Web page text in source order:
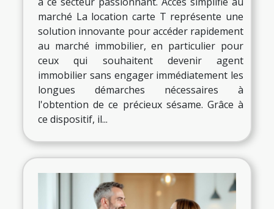
marché La location carte T représente une
solution innovante pour accéder rapidement
au marché immobilier, en particulier pour
ceux qui souhaitent devenir agent
immobilier sans engager immédiatement les
longues démarches nécessaires à
l'obtention de ce précieux sésame. Grâce à
ce dispositif, il...